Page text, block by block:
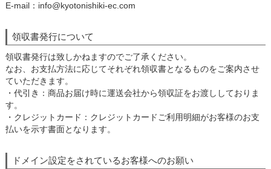
E-mail：info@kyotonishiki-ec.com
領収書発行について
領収書発行は致しかねますのでご了承ください。
なお、お支払方法に応じてそれぞれ領収書となるものをご案内させ
ていただきます。
・代引き：商品お届け時に運送会社から領収証をお渡ししておりま
す。
・クレジットカード：クレジットカードご利用明細がお客様のお支
払いを示す書面となります。
ドメイン設定をされているお客様へのお願い